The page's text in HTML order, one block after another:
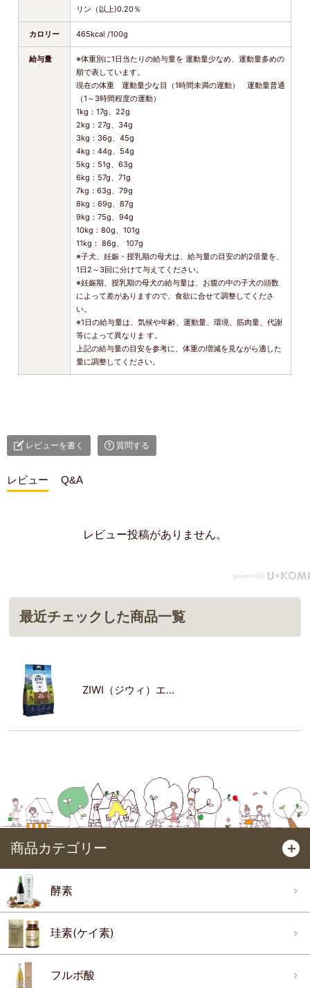
リン（以上)0.20％
カロリー 465kcal /100g
給与量
※体重別に1日当たりの給与量を 運動量少なめ、運動量多めの
順で表しています。
現在の体重 運動量少な目（1時間未満の運動） 運動量普通
（1～3時間程度の運動）
1kg：17g、22g
2kg：27g、34g
3kg：36g、45g
4kg：44g、54g
5kg：51g、63g
6kg：57g、71g
7kg：63g、79g
8kg：69g、87g
9kg：75g、94g
10kg：80g、101g
11kg： 86g、 107g
※子犬、妊娠・授乳期の母犬は、給与量の目安の約2倍量を、
1日2～3回に分けて与えてください。
※妊娠期、授乳期の母犬の給与量は、お腹の中の子犬の頭数
によって差がありますので、食欲に合せて調整してくださ
い。
※1日の給与量は、気候や年齢、運動量、環境、筋肉量、代謝
等によって異なりま す。
上記の給与量の目安を参考に、体重の増減を見ながら適した
量に調整してください。
レビューを書く 質問する
レビュー Q&A
レビュー投稿がありません。
最近チェックした商品一覧
ZIWI（ジウィ）エ...
商品カテゴリー ＋
酵素
珪素(ケイ素)
フルボ酸